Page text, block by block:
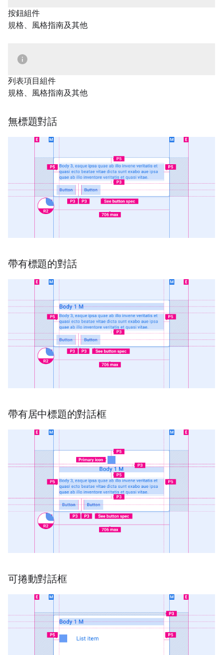
按鈕組件
規格、風格指南及其他
列表項目組件
規格、風格指南及其他
無標題對話
帶有標題的對話
帶有居中標題的對話框
可捲動對話框